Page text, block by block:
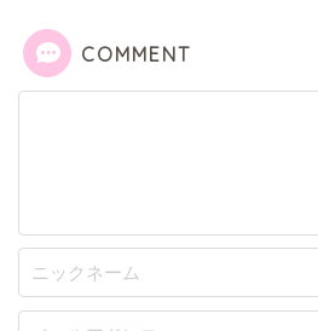
COMMENT